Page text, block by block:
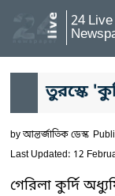
24 Live
তুরস্কে
byআন্তর্জাতিক ডেস্ক
Last Updated: 12
গেরিলা কুর্দি